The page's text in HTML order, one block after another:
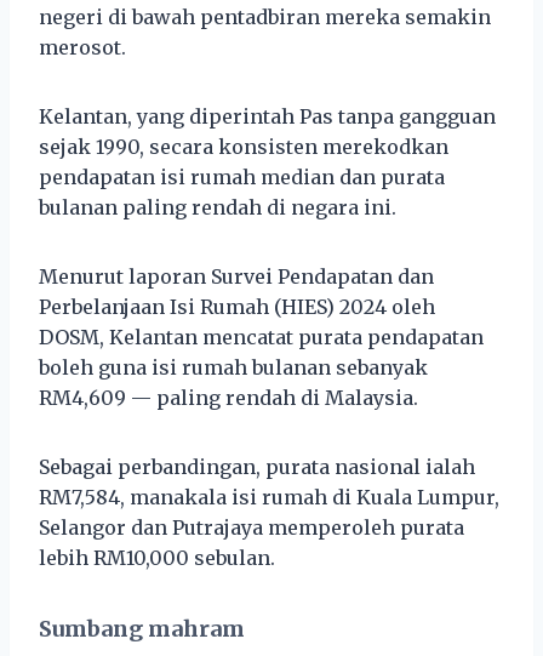
negeri di bawah pentadbiran mereka semakin
merosot.
Kelantan, yang diperintah Pas tanpa gangguan
sejak 1990, secara konsisten merekodkan
pendapatan isi rumah median dan purata
bulanan paling rendah di negara ini.
Menurut laporan Survei Pendapatan dan
Perbelanjaan Isi Rumah (HIES) 2024 oleh
DOSM, Kelantan mencatat purata pendapatan
boleh guna isi rumah bulanan sebanyak
RM4,609 — paling rendah di Malaysia.
Sebagai perbandingan, purata nasional ialah
RM7,584, manakala isi rumah di Kuala Lumpur,
Selangor dan Putrajaya memperoleh purata
lebih RM10,000 sebulan.
Sumbang mahram